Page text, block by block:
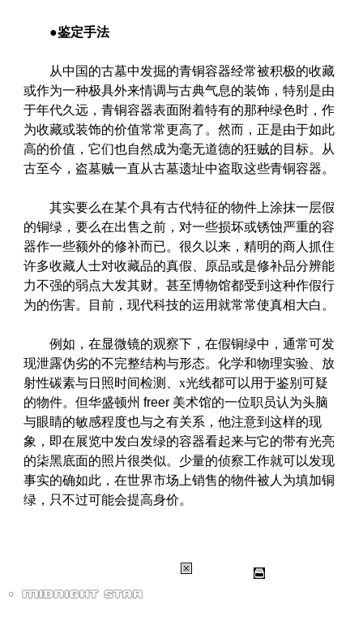
●鉴定手法
从中国的古墓中发掘的青铜容器经常被积极的收藏
或作为一种极具外来情调与古典气息的装饰，特别是由
于年代久远，青铜容器表面附着特有的那种绿色时，作
为收藏或装饰的价值常常更高了。然而，正是由于如此
高的价值，它们也自然成为毫无道德的狂贼的目标。从
古至今，盗墓贼一直从古墓遗址中盗取这些青铜容器。
其实要么在某个具有古代特征的物件上涂抹一层假
的铜绿，要么在出售之前，对一些损坏或锈蚀严重的容
器作一些额外的修补而已。很久以来，精明的商人抓住
许多收藏人士对收藏品的真假、原品或是修补品分辨能
力不强的弱点大发其财。甚至博物馆都受到这种作假行
为的伤害。目前，现代科技的运用就常常使真相大白。
例如，在显微镜的观察下，在假铜绿中，通常可发
现泄露伪劣的不完整结构与形态。化学和物理实验、放
射性碳素与日照时间检测、x光线都可以用于鉴别可疑
的物件。但华盛顿州 freer美术馆的一位职员认为头脑
与眼睛的敏感程度也与之有关系，他注意到这样的现
象，即在展览中发白发绿的容器看起来与它的带有光亮
的柒黑底面的照片很类似。少量的侦察工作就可以发现
事实的确如此，在世界市场上销售的物件被人为填加铜
绿，只不过可能会提高身价。